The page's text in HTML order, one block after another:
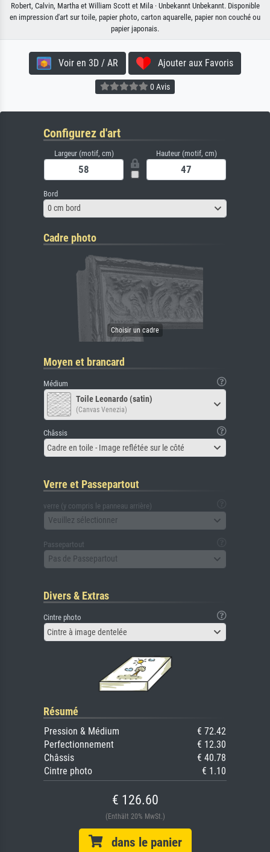
Robert, Calvin, Martha et William Scott et Mila · Unbekannt Unbekannt. Disponible
en impression d'art sur toile, papier photo, carton aquarelle, papier non couché ou
papier japonais.
Voir en 3D / AR Ajouter aux Favoris
0 Avis
Configurez d'art
Largeur (motif, cm) Hauteur (motif, cm)
Bord
0 cm bord
Cadre photo
Moyen et brancard
Médium
Toile Leonardo (satin)
(Canvas Venezia)
Châssis
Cadre en toile - Image reflétée sur le côté
Verre et Passepartout
verre (y compris le panneau arrière)
Veuillez sélectionner
Passepartout
Pas de Passepartout
Divers & Extras
Cintre photo
Cintre à image dentelée
Résumé
Pression & Médium
€ 72.42
Perfectionnement
€ 12.30
Châssis
€ 40.78
Cintre photo
€ 1.10
€ 126.60
(Enthält 20% MwSt.)
dans le panier